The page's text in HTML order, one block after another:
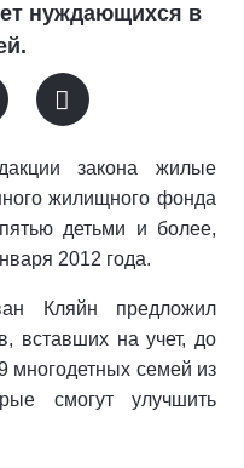
нуждающихся в
закона жилые
жилищного фонда
детьми и более,
2012 года.
Кляйн предложил
вставших на учет, до
многодетных семей из
смогут улучшить